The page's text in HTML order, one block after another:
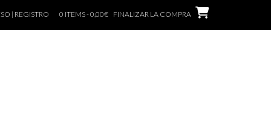
| REGISTRO 0 ITEMS - 0,00€ FINALIZAR LA COMPRA